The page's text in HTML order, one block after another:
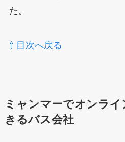
た。
⇧ 目次へ戻る
ミャンマーでオンラ
きるバス会社